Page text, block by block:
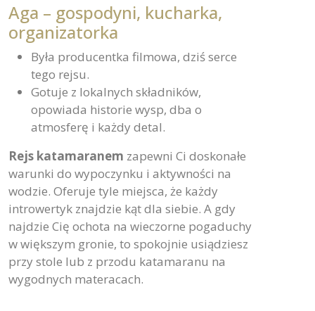
Aga – gospodyni, kucharka,
organizatorka
Była producentka filmowa, dziś serce
tego rejsu.
Gotuje z lokalnych składników,
opowiada historie wysp, dba o
atmosferę i każdy detal.
Rejs katamaranem zapewni Ci doskonałe
warunki do wypoczynku i aktywności na
wodzie. Oferuje tyle miejsca, że każdy
introwertyk znajdzie kąt dla siebie. A gdy
najdzie Cię ochota na wieczorne pogaduchy
w większym gronie, to spokojnie usiądziesz
przy stole lub z przodu katamaranu na
wygodnych materacach.